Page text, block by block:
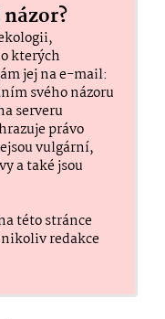
kterých
jej na e-mail:
svého názoru
serveru
právo
vulgární,
a také jsou
této stránce
redakce